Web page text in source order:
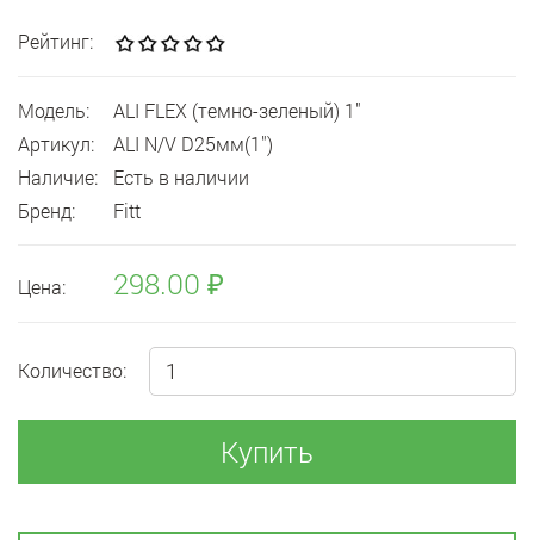
Рейтинг:
Модель:
ALI FLEX (темно-зеленый) 1"
Артикул:
ALI N/V D25мм(1")
Наличие:
Есть в наличии
Бренд:
Fitt
Цена: 298.00 ₽
Количество:
Купить